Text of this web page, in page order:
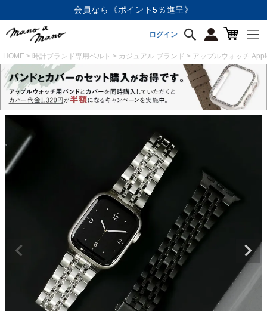
会員なら《ポイント5％進呈》
ログイン
HOME 時計ブランド専用ベルト カジュアル ブランド アップルウォッチ